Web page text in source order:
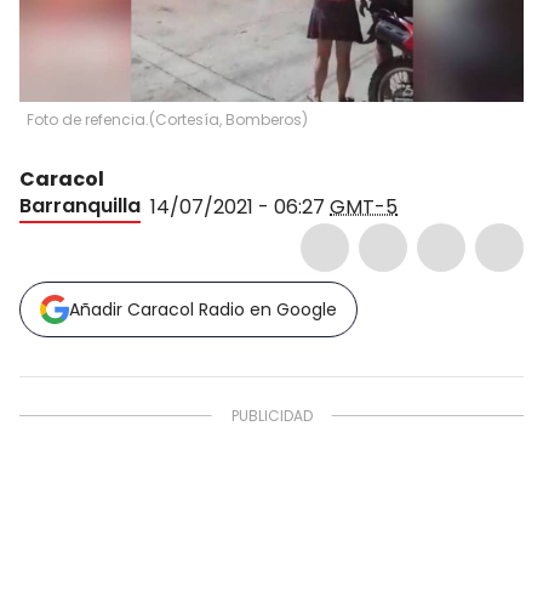
Foto de refencia.(Cortesía, Bomberos)
Caracol
Barranquilla 14/07/2021 - 06:27 GMT-5
Añadir Caracol Radio en Google